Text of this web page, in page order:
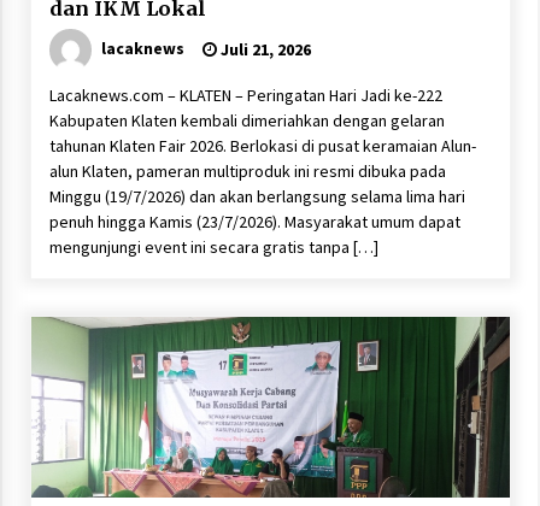
dan IKM Lokal
lacaknews Juli 21, 2026
Lacaknews.com – KLATEN – Peringatan Hari Jadi ke-222
Kabupaten Klaten kembali dimeriahkan dengan gelaran
tahunan Klaten Fair 2026. Berlokasi di pusat keramaian Alun-
alun Klaten, pameran multiproduk ini resmi dibuka pada
Minggu (19/7/2026) dan akan berlangsung selama lima hari
penuh hingga Kamis (23/7/2026). Masyarakat umum dapat
mengunjungi event ini secara gratis tanpa […]